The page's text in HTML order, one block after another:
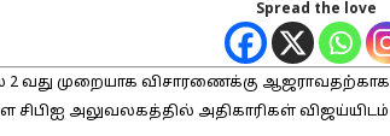
Spread the love
2 வது முறையாக விசாரணைக்கு ஆஜராவதற்காக
அலுவலகத்தில் அதிகாரிகள் விஜய்யிடம்